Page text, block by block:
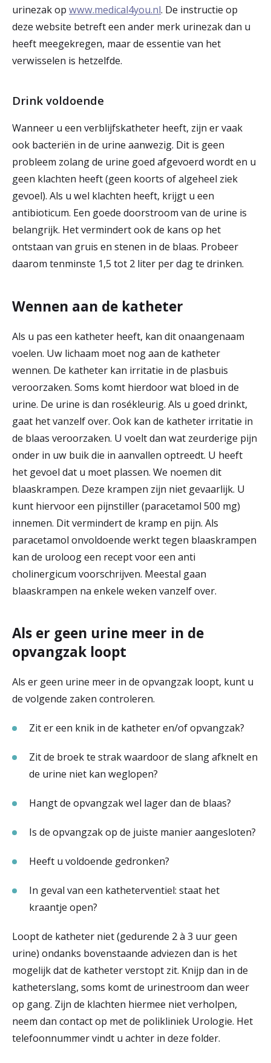
urinezak op www.medical4you.nl. De instructie op
deze website betreft een ander merk urinezak dan u
heeft meegekregen, maar de essentie van het
verwisselen is hetzelfde.
Drink voldoende
Wanneer u een verblijfskatheter heeft, zijn er vaak
ook bacteriën in de urine aanwezig. Dit is geen
probleem zolang de urine goed afgevoerd wordt en u
geen klachten heeft (geen koorts of algeheel ziek
gevoel). Als u wel klachten heeft, krijgt u een
antibioticum. Een goede doorstroom van de urine is
belangrijk. Het vermindert ook de kans op het
ontstaan van gruis en stenen in de blaas. Probeer
daarom tenminste 1,5 tot 2 liter per dag te drinken.
Wennen aan de katheter
Als u pas een katheter heeft, kan dit onaangenaam
voelen. Uw lichaam moet nog aan de katheter
wennen. De katheter kan irritatie in de plasbuis
veroorzaken. Soms komt hierdoor wat bloed in de
urine. De urine is dan rosékleurig. Als u goed drinkt,
gaat het vanzelf over. Ook kan de katheter irritatie in
de blaas veroorzaken. U voelt dan wat zeurderige pijn
onder in uw buik die in aanvallen optreedt. U heeft
het gevoel dat u moet plassen. We noemen dit
blaaskrampen. Deze krampen zijn niet gevaarlijk. U
kunt hiervoor een pijnstiller (paracetamol 500 mg)
innemen. Dit vermindert de kramp en pijn. Als
paracetamol onvoldoende werkt tegen blaaskrampen
kan de uroloog een recept voor een anti
cholinergicum voorschrijven. Meestal gaan
blaaskrampen na enkele weken vanzelf over.
Als er geen urine meer in de
opvangzak loopt
Als er geen urine meer in de opvangzak loopt, kunt u
de volgende zaken controleren.
Zit er een knik in de katheter en/of opvangzak?
Zit de broek te strak waardoor de slang afknelt en
de urine niet kan weglopen?
Hangt de opvangzak wel lager dan de blaas?
Is de opvangzak op de juiste manier aangesloten?
Heeft u voldoende gedronken?
In geval van een katheterventiel: staat het
kraantje open?
Loopt de katheter niet (gedurende 2 à 3 uur geen
urine) ondanks bovenstaande adviezen dan is het
mogelijk dat de katheter verstopt zit. Knijp dan in de
katheterslang, soms komt de urinestroom dan weer
op gang. Zijn de klachten hiermee niet verholpen,
neem dan contact op met de polikliniek Urologie. Het
telefoonnummer vindt u achter in deze folder.